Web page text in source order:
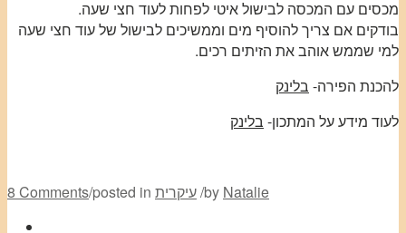
מכסים עם המכסה לבישול איטי לפחות לעוד חצי שעה.
בודקים אם צריך להוסיף מים וממשיכים לבישול של עוד חצי שעה
למי שממש אוהב את הזיתים רכים.
להכנת הפירה- בלינק
לעוד מידע על המתכון- בלינק
8 Comments/posted in עיקרית/by Natalie